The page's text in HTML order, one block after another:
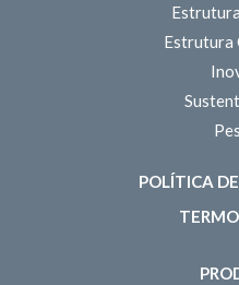
Estrutura
POLÍTICA